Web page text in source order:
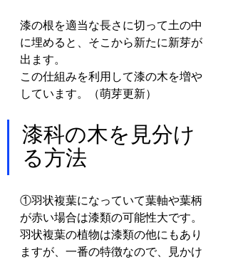
漆の根を適当な長さに切って土の中
に埋めると、そこから新たに新芽が
出ます。
この仕組みを利用して漆の木を増や
しています。（萌芽更新）
漆科の木を見分け
る方法
①羽状複葉になっていて葉軸や葉柄
が赤い場合は漆類の可能性大です。
羽状複葉の植物は漆類の他にもあり
ますが、一番の特徴なので、見かけ